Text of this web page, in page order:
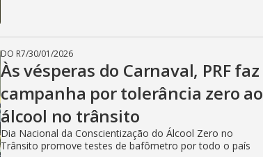
DO R7/30/01/2026
Às vésperas do Carnaval, PRF faz
campanha por tolerância zero ao
álcool no trânsito
Dia Nacional da Conscientização do Álcool Zero no
Trânsito promove testes de bafômetro por todo o país